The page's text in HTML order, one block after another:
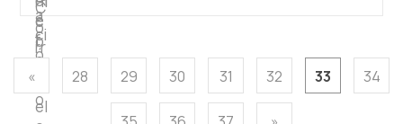
« 28 29 30 31 32 33 34